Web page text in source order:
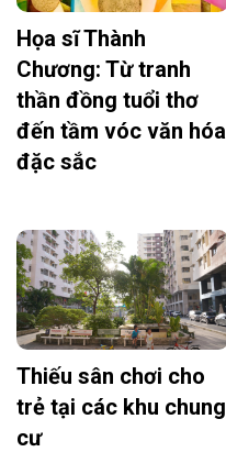
Họa sĩ Thành
Chương: Từ tranh
thần đồng tuổi thơ
đến tầm vóc văn hóa
đặc sắc
Thiếu sân chơi cho
trẻ tại các khu chung
cư